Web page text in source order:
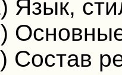
Язык,
Состав